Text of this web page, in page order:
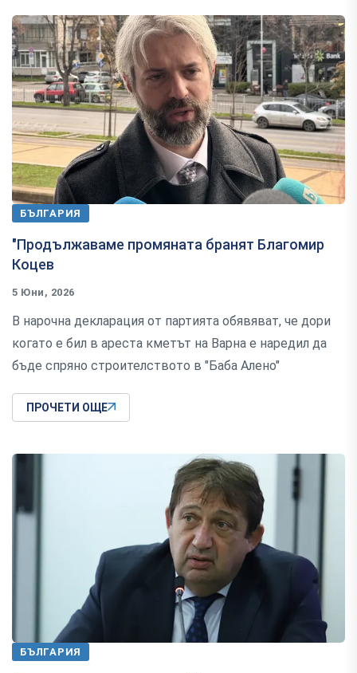
БЪЛГАРИЯ
"Продължаваме промяната бранят Благомир
Коцев
5 Юни, 2026
В нарочна декларация от партията обявяват, че дори
когато е бил в ареста кметът на Варна е наредил да
бъде спряно строителството в "Баба Алено"
ПРОЧЕТИ ОЩЕ
БЪЛГАРИЯ